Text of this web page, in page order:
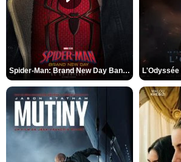
Spider-Man: Brand New Day Bande-annonce VO STFR